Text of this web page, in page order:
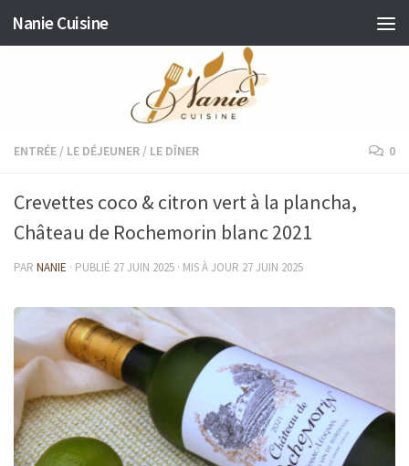
Skip to content
Nanie Cuisine
ENTRÉE / LE DÉJEUNER / LE DÎNER 0
Crevettes coco & citron vert à la plancha,
Château de Rochemorin blanc 2021
PAR NANIE · PUBLIÉ 27 JUIN 2025 · MIS À JOUR 27 JUIN 2025